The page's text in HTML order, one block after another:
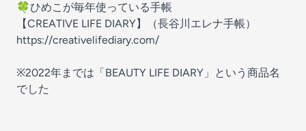
🍀ひめこが毎年使っている手帳
【CREATIVE LIFE DIARY】（長谷川エレナ手帳）
https://creativelifediary.com/
※2022年までは「BEAUTY LIFE DIARY」という商品名
でした